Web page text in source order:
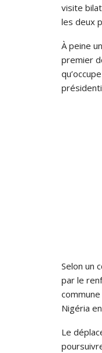
visite
les deux
À peine
premier
Selon un
par le
Nigéria
Le